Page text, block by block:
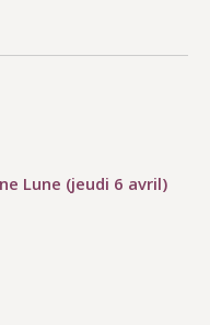
Lune (jeudi 6 avril)